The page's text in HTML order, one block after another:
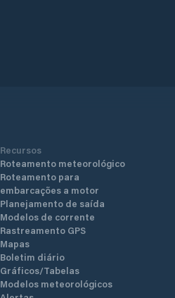
Recursos
Roteamento meteorológico
Roteamento para
embarcações a motor
Planejamento de saída
Modelos de corrente
Rastreamento GPS
Mapas
Boletim diário
Gráficos/Tabelas
Modelos meteorológicos